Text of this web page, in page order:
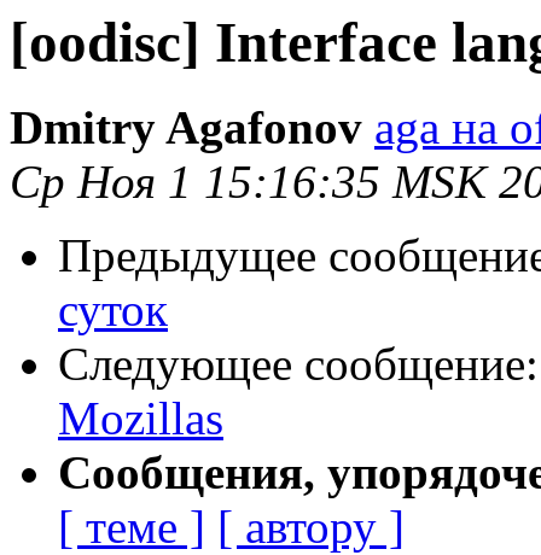
[oodisc] Interface
Dmitry Agafonov aga на
Ср Ноя 1 15:16:35 MSK
Предыдущее
суток
Следующее
Mozillas
Сообщения,
[ теме ] [ автору ]